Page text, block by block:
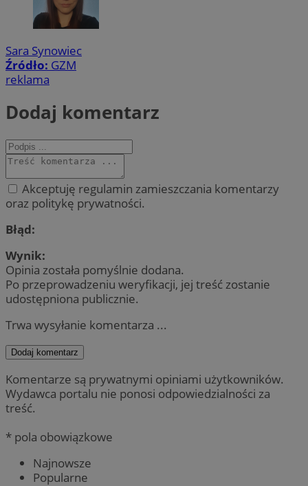
Sara Synowiec
Źródło: GZM
reklama
Dodaj komentarz
Akceptuję regulamin zamieszczania komentarzy
oraz politykę prywatności.
Błąd:
Wynik:
Opinia została pomyślnie dodana.
Po przeprowadzeniu weryfikacji, jej treść zostanie
udostępniona publicznie.
Trwa wysyłanie komentarza ...
Dodaj komentarz
Komentarze są prywatnymi opiniami użytkowników.
Wydawca portalu nie ponosi odpowiedzialności za
treść.
* pola obowiązkowe
Najnowsze
Popularne